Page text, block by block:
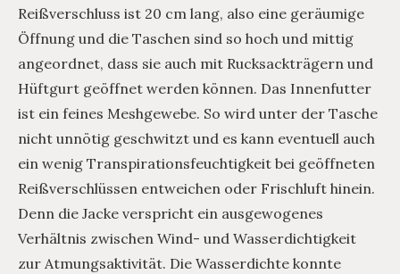
Reißverschluss ist 20 cm lang, also eine geräumige
Öffnung und die Taschen sind so hoch und mittig
angeordnet, dass sie auch mit Rucksackträgern und
Hüftgurt geöffnet werden können. Das Innenfutter
ist ein feines Meshgewebe. So wird unter der Tasche
nicht unnötig geschwitzt und es kann eventuell auch
ein wenig Transpirationsfeuchtigkeit bei geöffneten
Reißverschlüssen entweichen oder Frischluft hinein.
Denn die Jacke verspricht ein ausgewogenes
Verhältnis zwischen Wind- und Wasserdichtigkeit
zur Atmungsaktivität. Die Wasserdichte konnte